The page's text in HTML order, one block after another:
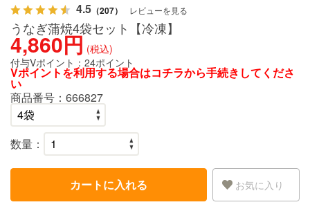
4.5 （207） レビューを見る
うなぎ蒲焼4袋セット【冷凍】
4,860円 (税込)
付与Vポイント： 24ポイント
Vポイントを利用する場合はコチラから手続きしてくださ
い
商品番号： 666827
数量：
カートに入れる お気に入り